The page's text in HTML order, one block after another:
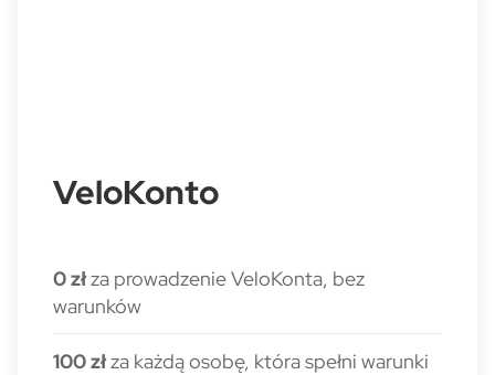
VeloKonto
0 złza prowadzenie VeloKonta, bez
warunków
100 złza każdą osobę, która spełni warunki